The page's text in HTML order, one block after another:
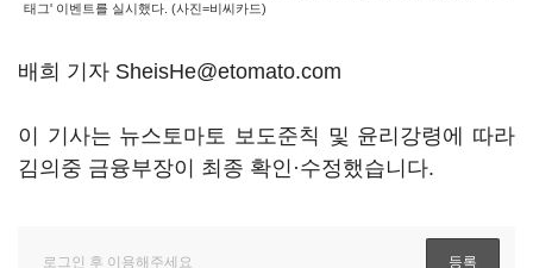
태그' 이벤트를 실시했다. (사진=비씨카드)
배희 기자 SheisHe@etomato.com
이 기사는 뉴스토마토 보도준칙 및 윤리강령에 따라
김의중 금융부장이 최종 확인·수정했습니다.